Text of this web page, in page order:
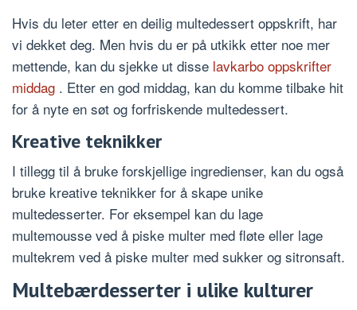
Hvis du leter etter en deilig multedessert oppskrift, har
vi dekket deg. Men hvis du er på utkikk etter noe mer
mettende, kan du sjekke ut disse lavkarbo oppskrifter
middag . Etter en god middag, kan du komme tilbake hit
for å nyte en søt og forfriskende multedessert.
Kreative teknikker
I tillegg til å bruke forskjellige ingredienser, kan du også
bruke kreative teknikker for å skape unike
multedesserter. For eksempel kan du lage
multemousse ved å piske multer med fløte eller lage
multekrem ved å piske multer med sukker og sitronsaft.
Multebærdesserter i ulike kulturer